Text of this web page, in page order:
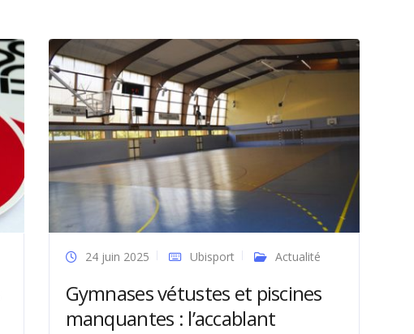
24 juin 2025 Ubisport Actualité
Gymnases vétustes et piscines
manquantes : l’accablant